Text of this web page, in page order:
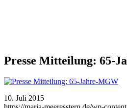
Presse Mitteilung: 65-
10. Juli 2015